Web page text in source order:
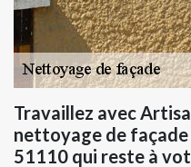
Travaillez avec
nettoyage de façade
51110 qui reste à